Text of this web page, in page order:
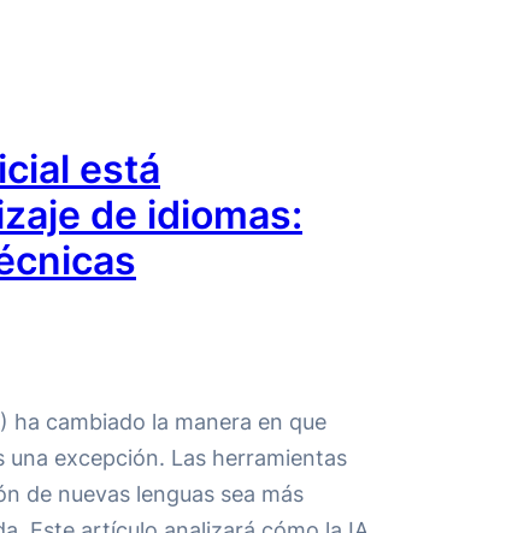
está
de idiomas:
ha cambiado la manera en que
una excepción. Las herramientas
de nuevas lenguas sea más